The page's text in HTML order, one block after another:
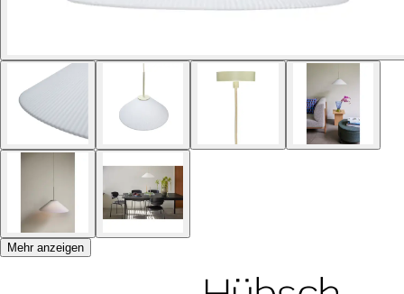
Mehr anzeigen